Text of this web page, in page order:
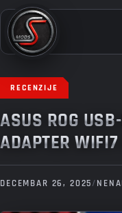
Skip
to
main
RECENZIJE
ASUS ROG
ADAPTER
DECEMBAR 26, 2025/